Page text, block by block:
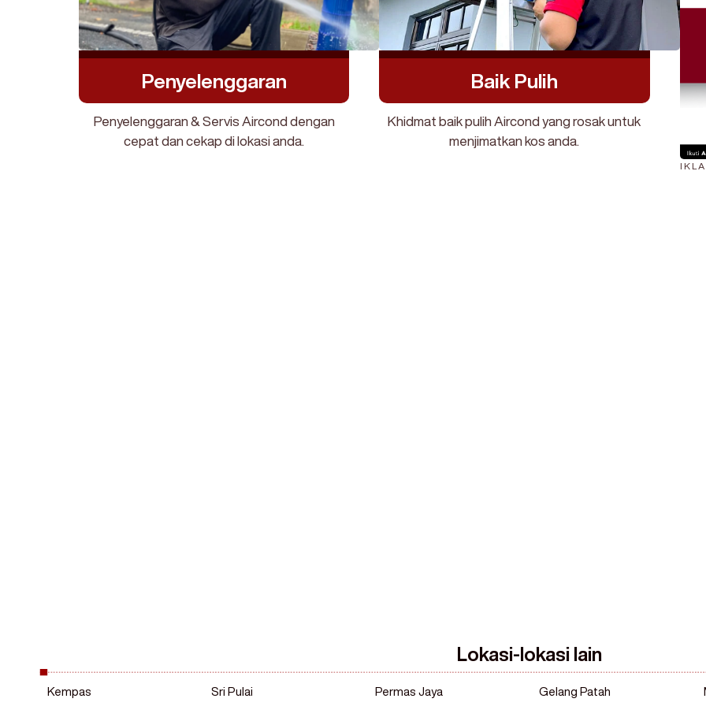
Penyelenggaran
Penyelenggaran & Servis Aircond dengan
cepat dan cekap di lokasi anda.
Baik Pulih
Khidmat baik pulih Aircond yang rosak untuk
menjimatkan kos anda.
Lokasi-lokasi lain
Kempas Sri Pulai Permas Jaya Gelang Patah